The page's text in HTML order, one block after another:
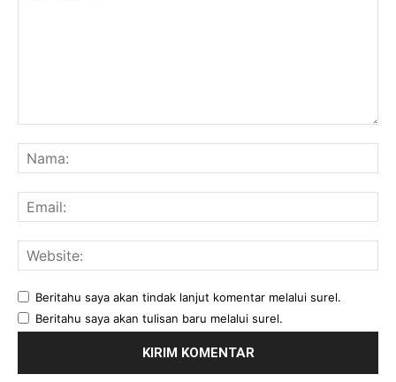
Beritahu saya akan tindak lanjut komentar melalui surel.
Beritahu saya akan tulisan baru melalui surel.